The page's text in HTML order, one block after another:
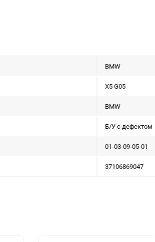
BMW
X5 G05
BMW
Б/У с дефектом
01-03-09-05-01
37106869047